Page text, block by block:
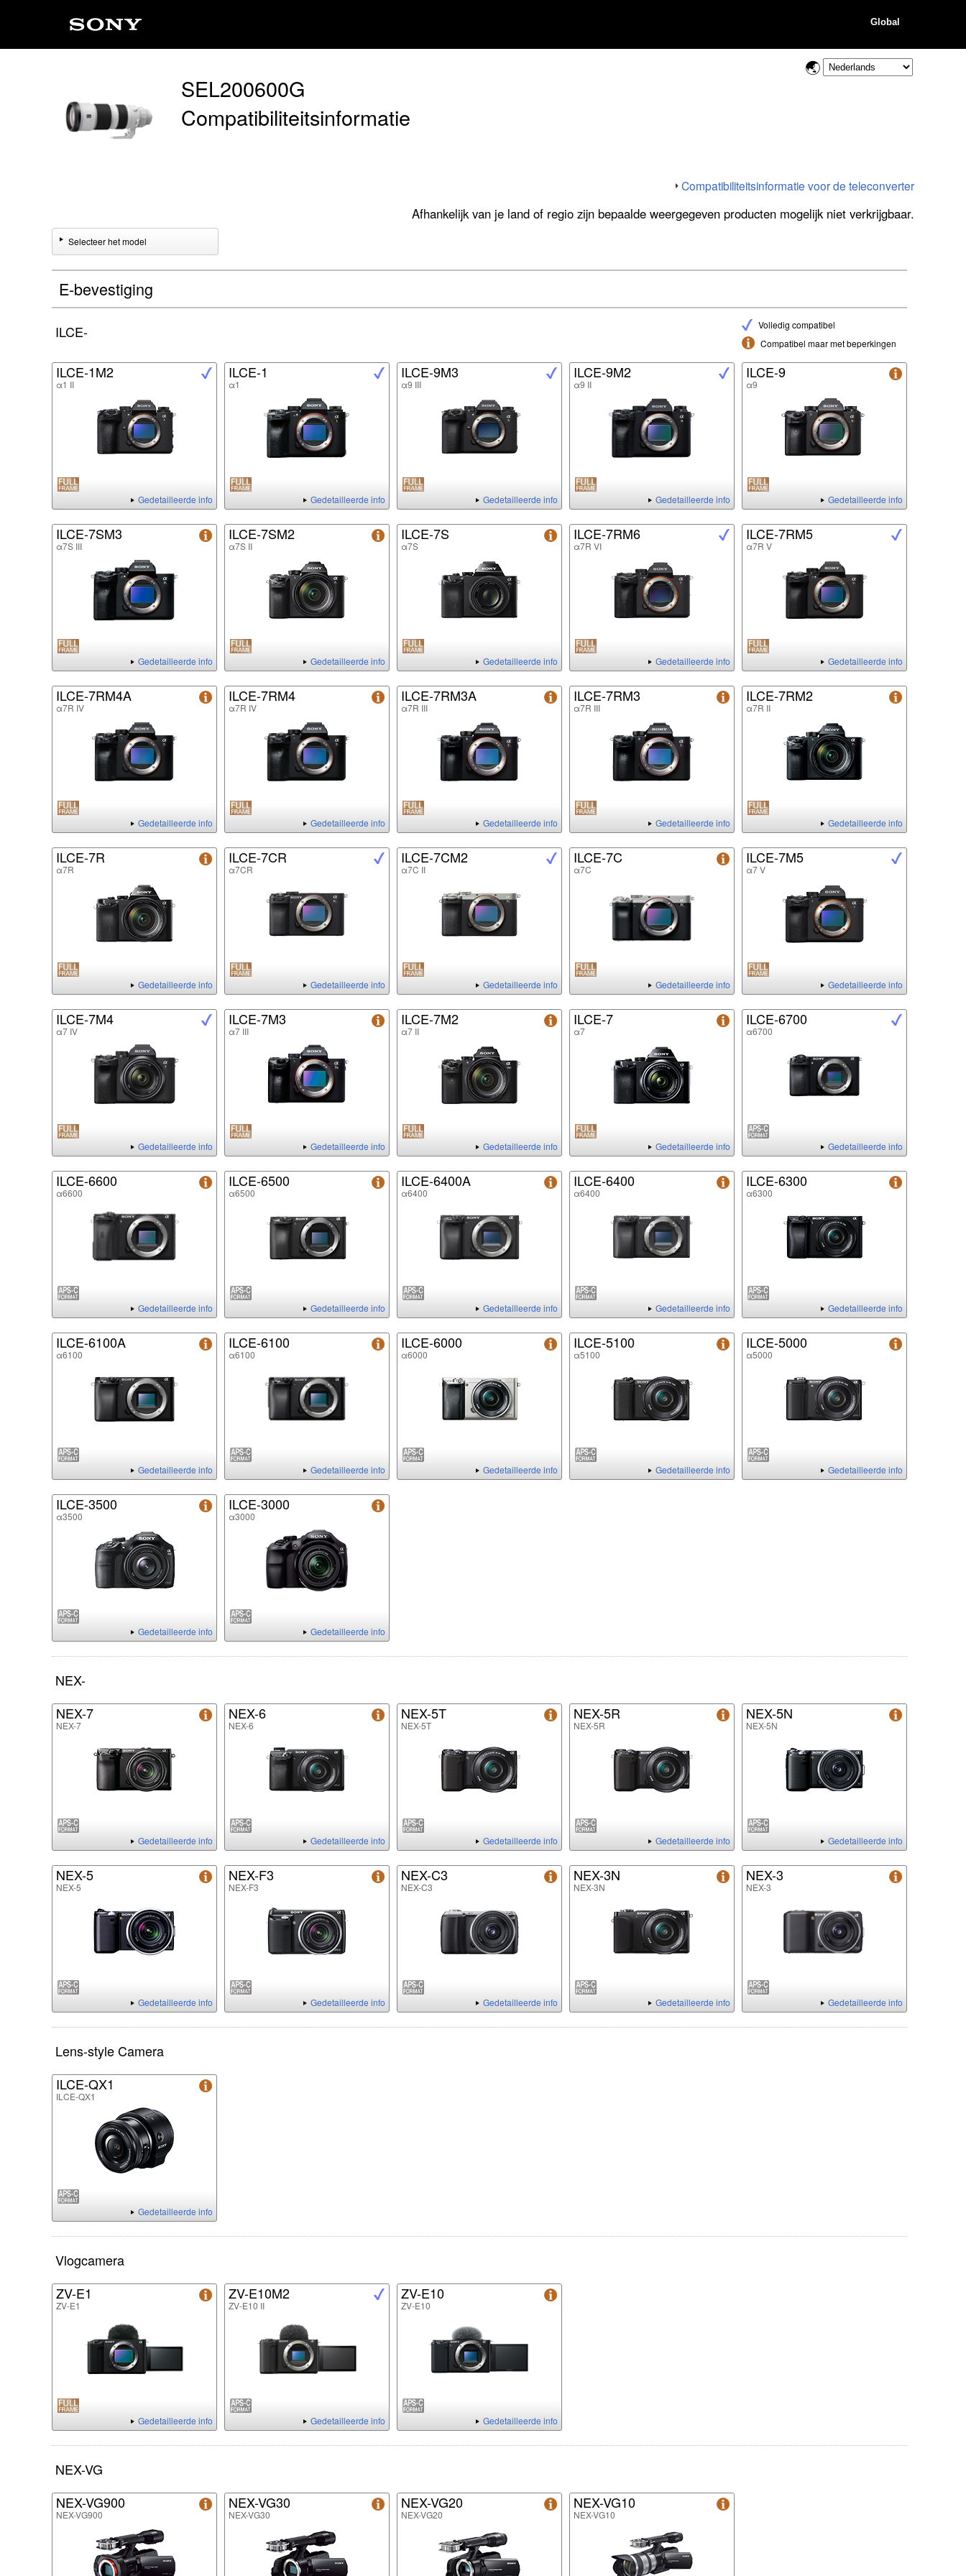
Global
SEL200600G
Compatibiliteitsinformatie
Compatibiliteitsinformatie voor de teleconverter
Afhankelijk van je land of regio zijn bepaalde weergegeven producten mogelijk niet verkrijgbaar.
Selecteer het model
E-bevestiging
Volledig compatibel
Compatibel maar met beperkingen
ILCE-
ILCE-1M2
α1 II
Gedetailleerde info
ILCE-1
α1
Gedetailleerde info
ILCE-9M3
α9 III
Gedetailleerde info
ILCE-9M2
α9 II
Gedetailleerde info
ILCE-9
α9
Gedetailleerde info
ILCE-7SM3
α7S III
Gedetailleerde info
ILCE-7SM2
α7S II
Gedetailleerde info
ILCE-7S
α7S
Gedetailleerde info
ILCE-7RM6
α7R VI
Gedetailleerde info
ILCE-7RM5
α7R V
Gedetailleerde info
ILCE-7RM4A
α7R IV
Gedetailleerde info
ILCE-7RM4
α7R IV
Gedetailleerde info
ILCE-7RM3A
α7R III
Gedetailleerde info
ILCE-7RM3
α7R III
Gedetailleerde info
ILCE-7RM2
α7R II
Gedetailleerde info
ILCE-7R
α7R
Gedetailleerde info
ILCE-7CR
α7CR
Gedetailleerde info
ILCE-7CM2
α7C II
Gedetailleerde info
ILCE-7C
α7C
Gedetailleerde info
ILCE-7M5
α7 V
Gedetailleerde info
ILCE-7M4
α7 IV
Gedetailleerde info
ILCE-7M3
α7 III
Gedetailleerde info
ILCE-7M2
α7 II
Gedetailleerde info
ILCE-7
α7
Gedetailleerde info
ILCE-6700
α6700
Gedetailleerde info
ILCE-6600
α6600
Gedetailleerde info
ILCE-6500
α6500
Gedetailleerde info
ILCE-6400A
α6400
Gedetailleerde info
ILCE-6400
α6400
Gedetailleerde info
ILCE-6300
α6300
Gedetailleerde info
ILCE-6100A
α6100
Gedetailleerde info
ILCE-6100
α6100
Gedetailleerde info
ILCE-6000
α6000
Gedetailleerde info
ILCE-5100
α5100
Gedetailleerde info
ILCE-5000
α5000
Gedetailleerde info
ILCE-3500
α3500
Gedetailleerde info
ILCE-3000
α3000
Gedetailleerde info
NEX-
NEX-7
NEX-7
Gedetailleerde info
NEX-6
NEX-6
Gedetailleerde info
NEX-5T
NEX-5T
Gedetailleerde info
NEX-5R
NEX-5R
Gedetailleerde info
NEX-5N
NEX-5N
Gedetailleerde info
NEX-5
NEX-5
Gedetailleerde info
NEX-F3
NEX-F3
Gedetailleerde info
NEX-C3
NEX-C3
Gedetailleerde info
NEX-3N
NEX-3N
Gedetailleerde info
NEX-3
NEX-3
Gedetailleerde info
Lens-style Camera
ILCE-QX1
ILCE-QX1
Gedetailleerde info
Vlogcamera
ZV-E1
ZV-E1
Gedetailleerde info
ZV-E10M2
ZV-E10 II
Gedetailleerde info
ZV-E10
ZV-E10
Gedetailleerde info
NEX-VG
NEX-VG900
NEX-VG900
NEX-VG30
NEX-VG30
NEX-VG20
NEX-VG20
NEX-VG10
NEX-VG10